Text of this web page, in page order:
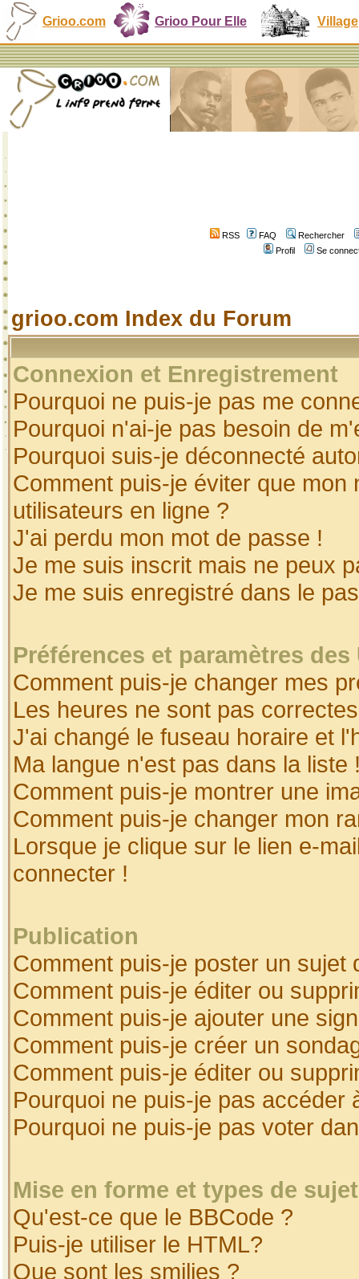
Grioo.com Grioo Pour Elle Village
RSS FAQ
Rechercher
Profil
Se
grioo.com Index du Forum
Connexion et Enregistrement
Pourquoi ne puis-je pas me
Pourquoi n'ai-je pas besoin de
Pourquoi suis-je déconnecté
Comment puis-je éviter que
utilisateurs en ligne ?
J'ai perdu mon mot de passe !
Je me suis inscrit mais ne peux
Je me suis enregistré dans le
Préférences et paramètres
Comment puis-je changer mes
Les heures ne sont pas
J'ai changé le fuseau horaire et
Ma langue n'est pas dans la liste
Comment puis-je montrer une
Comment puis-je changer mon
Lorsque je clique sur le lien e-
connecter !
Publication
Comment puis-je poster un sujet
Comment puis-je éditer ou
Comment puis-je ajouter une
Comment puis-je créer un
Comment puis-je éditer ou
Pourquoi ne puis-je pas accéder
Pourquoi ne puis-je pas voter
Mise en forme et types de
Qu'est-ce que le BBCode ?
Puis-je utiliser le HTML?
Que sont les smilies ?